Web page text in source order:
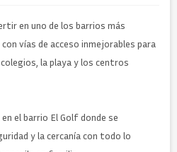
en uno de los barrios más
vías de acceso inmejorables para
la playa y los centros
el barrio El Golf donde se
y la cercanía con todo lo